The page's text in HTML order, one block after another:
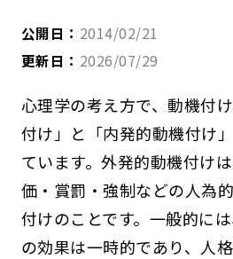
公開日： 2014/02/21
更新日： 2026/07/29
心理学の考え方で、動機付
付け」と「内発的動機付け
ています。外発的動機付け
価・賞罰・強制などの人為
付けのことです。一般的に
の効果は一時的であり、人